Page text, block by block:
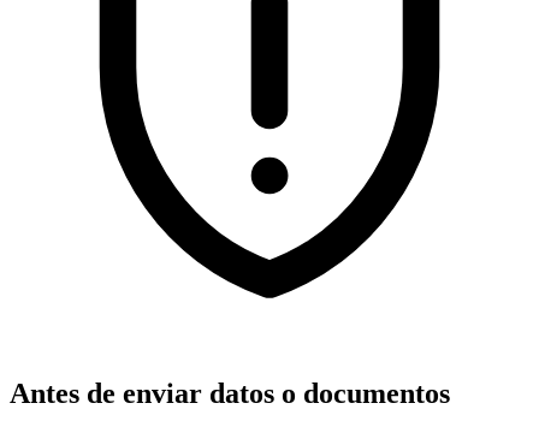
Antes de enviar datos o documentos